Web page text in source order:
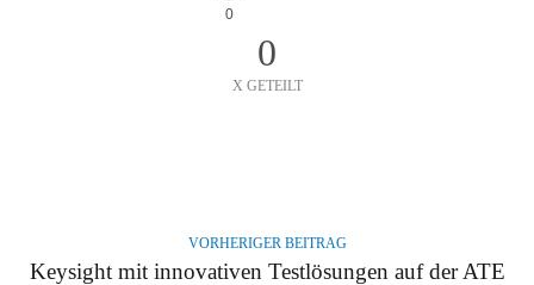
0
0
X GETEILT
O
VORHERIGER BEITRAG
Keysight mit innovativen Testlösungen auf der ATE